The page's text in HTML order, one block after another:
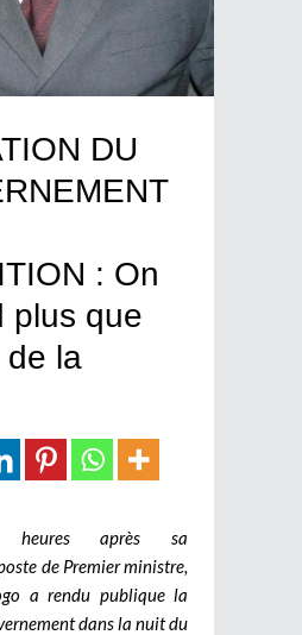
DU
: On
plus que
de la
heures après sa
de Premier ministre,
a rendu publique la
dans la nuit du